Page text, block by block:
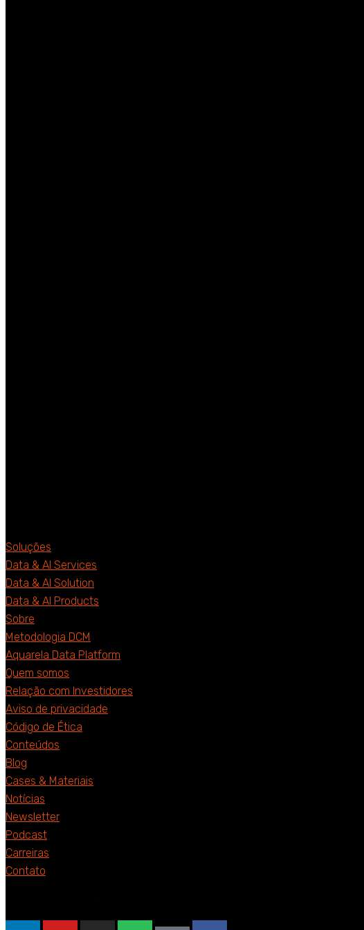
Soluções
Data & AI Services
Data & AI Solution
Data & AI Products
Sobre
Metodologia DCM
Aquarela Data Platform
Quem somos
Relação com Investidores
Aviso de privacidade
Código de Ética
Conteúdos
Blog
Cases & Materiais
Notícias
Newsletter
Podcast
Carreiras
Contato